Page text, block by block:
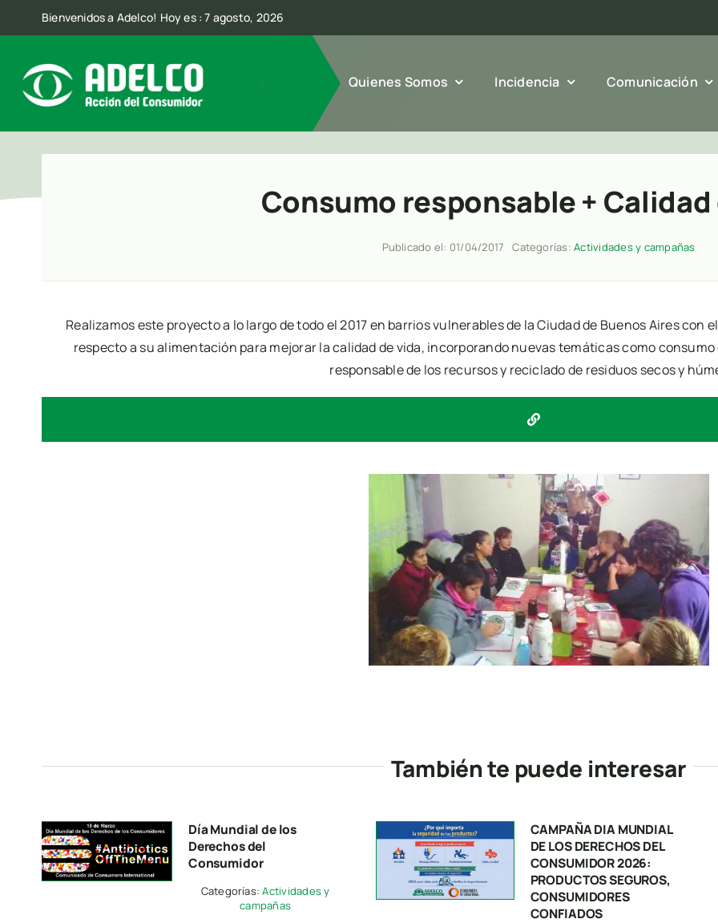
to
Bienvenidos a Adelco! Hoy es : 7 agosto, 2026
Quienes Somos Incidencia Comunicación
Consumo responsable + Calidad
Publicado el: 01/04/2017 Categorías:Actividades y campañas
Realizamos este proyecto a lo largo de todo el 2017 en barrios vulnerables de la Ciudad de Buenos Aires
respecto a su alimentación para mejorar la calidad de vida, incorporando nuevas temáticas como
responsable de los recursos y reciclado de residuos secos y
También te puede interesar
Día Mundial de los
Derechos del
Consumidor
Categorías:Actividades y
campañas
CAMPAÑA DIA MUNDIAL
DE LOS DERECHOS DEL
CONSUMIDOR 2026:
PRODUCTOS SEGUROS,
CONSUMIDORES
CONFIADOS
Presione “ESC” para salir.